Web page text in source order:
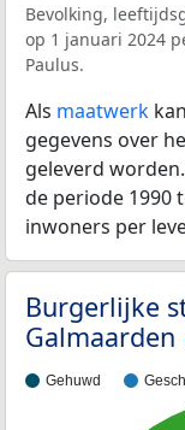
Bevolking,
op 1 januari 2024
Paulus.
Als maatwerk
gegevens over
geleverd
de periode 1990
inwoners per
Burgerlijke
Galmaarden
Gehuwd